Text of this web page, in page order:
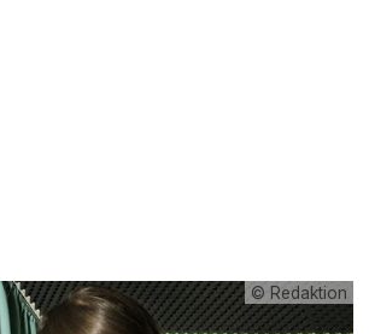
© Redaktion